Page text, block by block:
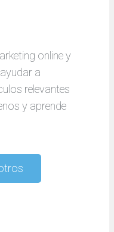
online y
a
relevantes
y aprende